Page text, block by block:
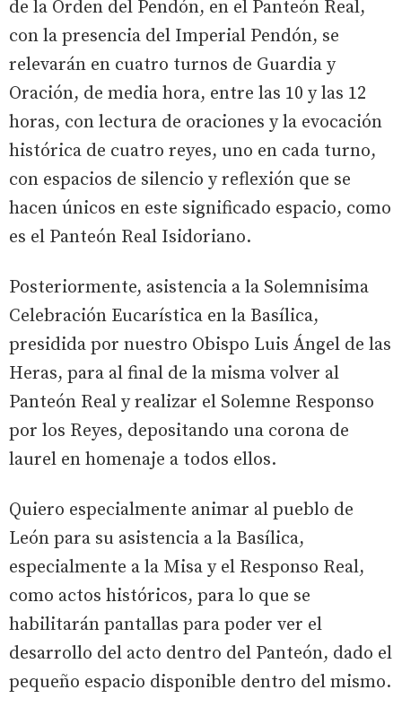
de la Orden del Pendón, en el Panteón Real,
con la presencia del Imperial Pendón, se
relevarán en cuatro turnos de Guardia y
Oración, de media hora, entre las 10 y las 12
horas, con lectura de oraciones y la evocación
histórica de cuatro reyes, uno en cada turno,
con espacios de silencio y reflexión que se
hacen únicos en este significado espacio, como
es el Panteón Real Isidoriano.
Posteriormente, asistencia a la Solemnisima
Celebración Eucarística en la Basílica,
presidida por nuestro Obispo Luis Ángel de las
Heras, para al final de la misma volver al
Panteón Real y realizar el Solemne Responso
por los Reyes, depositando una corona de
laurel en homenaje a todos ellos.
Quiero especialmente animar al pueblo de
León para su asistencia a la Basílica,
especialmente a la Misa y el Responso Real,
como actos históricos, para lo que se
habilitarán pantallas para poder ver el
desarrollo del acto dentro del Panteón, dado el
pequeño espacio disponible dentro del mismo.